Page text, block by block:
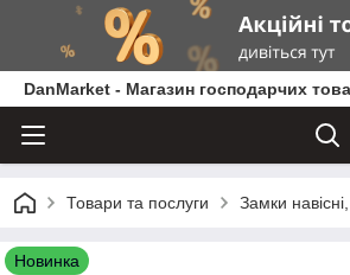
DanMarket - Магазин господарчих
Товари та послуги Замки
Новинка